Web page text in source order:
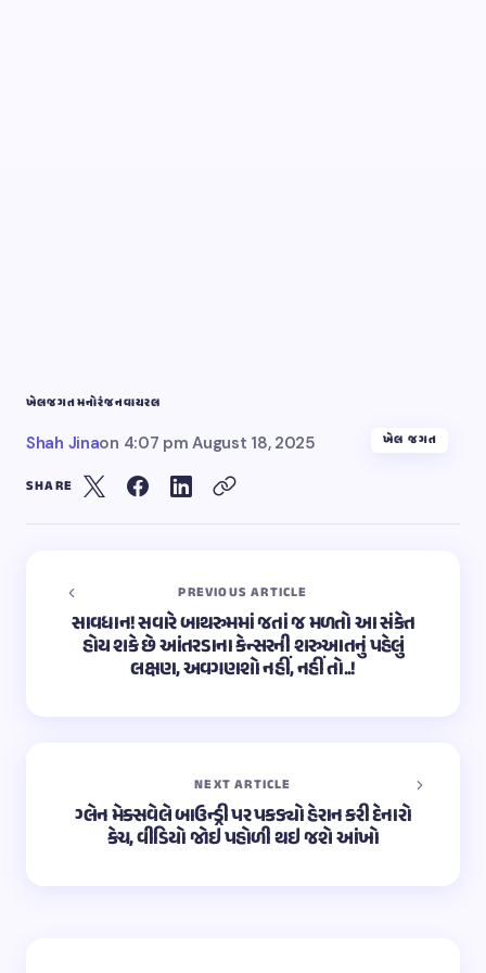
ખેલજગતમનોરંજનવાયરલ
Shah Jinaon 4:07 pm August 18, 2025 ખેલ જગત
SHARE
PREVIOUS ARTICLE
સાવધાન! સવારે બાથરુમમાં જતાં જ મળતો આ સંકેત
હોય શકે છે આંતરડાના કેન્સરની શરુઆતનું પહેલું
લક્ષણ, અવગણશો નહીં, નહીં તો..!
NEXT ARTICLE
ગ્લેન મેક્સવેલે બાઉન્ડ્રી પર પકડ્યો હેરાન કરી દેનારો
કેચ, વીડિયો જોઇ પહોળી થઇ જશે આંખો